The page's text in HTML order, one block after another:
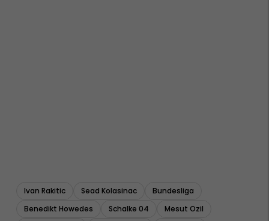
Ivan Rakitic Sead Kolasinac
Bundesliga
Benedikt Howedes
Schalke 04
Mesut Ozil